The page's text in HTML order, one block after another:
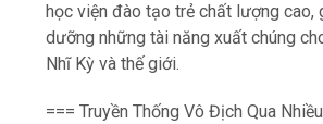
học viện đào tạo trẻ chất lượng cao,
dưỡng những tài năng xuất chúng
Nhĩ Kỳ và thế giới.
=== Truyền Thống Vô Địch Qua